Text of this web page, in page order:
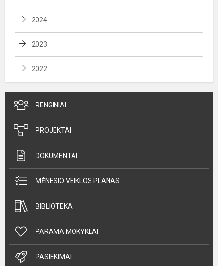
2024
2023
2022
RENGINIAI
PROJEKTAI
DOKUMENTAI
MĖNESIO VEIKLOS PLANAS
BIBLIOTEKA
PARAMA MOKYKLAI
PASIEKIMAI